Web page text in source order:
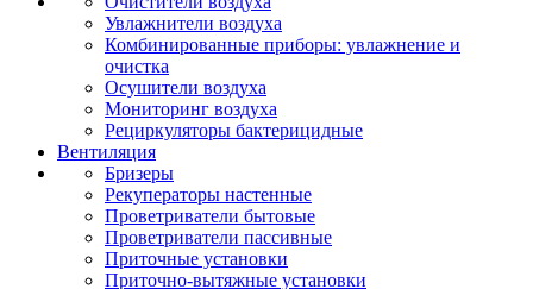
Увлажнители воздуха
Комбинированные приборы: увлажнение и
очистка
Осушители воздуха
Мониторинг воздуха
Рециркуляторы бактерицидные
Вентиляция
Бризеры
Рекуператоры настенные
Проветриватели бытовые
Проветриватели пассивные
Приточные установки
Приточно-вытяжные установки